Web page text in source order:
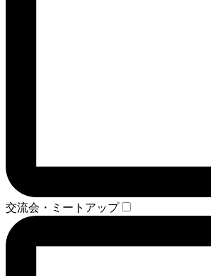
交流会・ミートアップ